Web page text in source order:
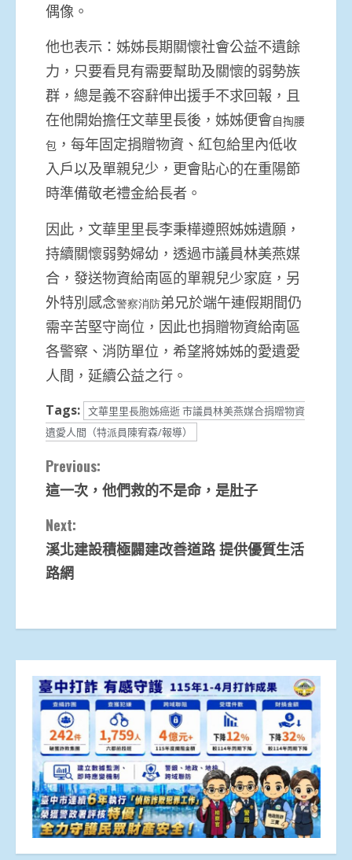
偶像。
他也表示：姊姊長期關懷社會公益不遺餘
力，只要看見有需要幫助及關懷的弱勢族
群，總是義不容辭伸出援手不求回報，且
在他開始擔任文華里長後，姊姊便會自掏腰
包 ，每年固定捐贈物資、紅包給里內低收
入戶以及單親兒少，更會貼心的在重陽節
時準備敬老禮金給長者。
因此，文華里里長李秉樺遵照姊姊遺願，
持續關懷弱勢婦幼，透過市議員林美燕媒
合，發送物資給南區的單親兒少家庭，另
外特別感念警察消防弟兄於端午連假期間仍
需辛苦堅守崗位，因此也捐贈物資給南區
各警察、消防單位，希望將姊姊的愛遺愛
人間，延續公益之行。
Tags: 文華里里長胞姊癌逝 市議員林美燕媒合捐贈物資
遺愛人間（特派員陳宥森/報導）
Continue
Reading
Previous:
這一次，他們救的不是命，是肚子
Next:
溪北建設積極闢建改善道路 提供優質生活
路網